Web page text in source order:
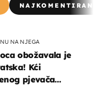
NA NJEGA
obožavala je
Kći
pjevača